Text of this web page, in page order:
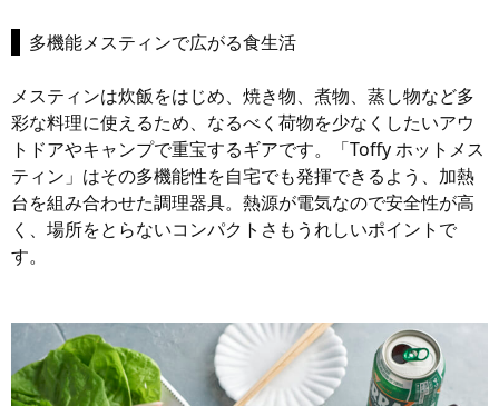
多機能メスティンで広がる食生活
メスティンは炊飯をはじめ、焼き物、煮物、蒸し物など多
彩な料理に使えるため、なるべく荷物を少なくしたいアウ
トドアやキャンプで重宝するギアです。「Toffy ホットメス
ティン」はその多機能性を自宅でも発揮できるよう、加熱
台を組み合わせた調理器具。熱源が電気なので安全性が高
く、場所をとらないコンパクトさもうれしいポイントで
す。